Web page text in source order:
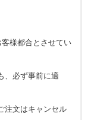
様都合とさせてい
、必ず事前に適
注文はキャンセル